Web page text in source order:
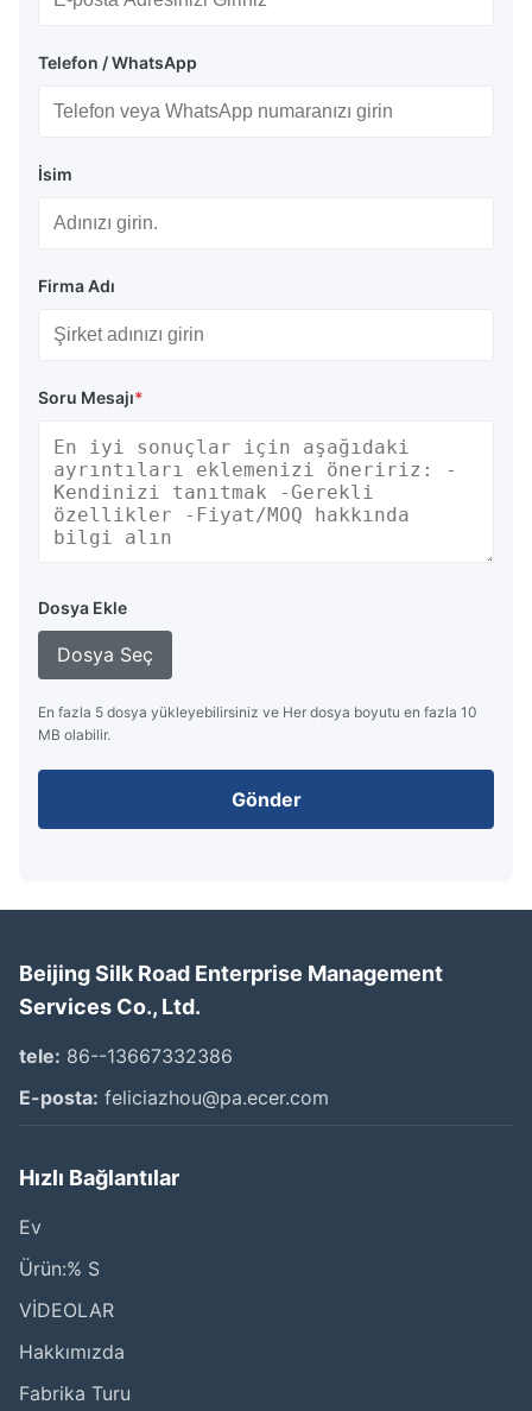
Telefon / WhatsApp
İsim
Firma Adı
Soru Mesajı*
Dosya Ekle
Dosya Seç
En fazla 5 dosya yükleyebilirsiniz ve Her dosya boyutu en fazla 10
MB olabilir.
Gönder
Beijing Silk Road Enterprise Management
Services Co., Ltd.
tele: 86--13667332386
E-posta: feliciazhou@pa.ecer.com
Hızlı Bağlantılar
Ev
Ürün:% S
VİDEOLAR
Hakkımızda
Fabrika Turu